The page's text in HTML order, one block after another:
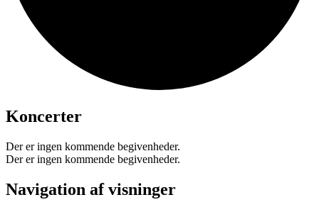
Koncerter
Der er ingen kommende begivenheder.
Der er ingen kommende begivenheder.
Navigation af visninger